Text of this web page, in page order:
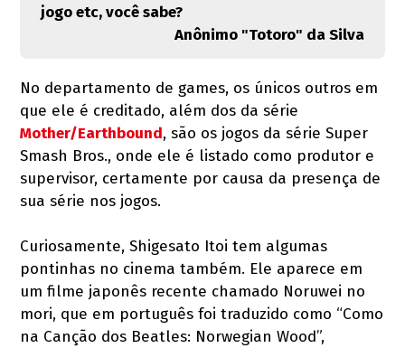
jogo etc, você sabe?
Anônimo "Totoro" da Silva
No departamento de games, os únicos outros em
que ele é creditado, além dos da série
Mother/Earthbound, são os jogos da série Super
Smash Bros., onde ele é listado como produtor e
supervisor, certamente por causa da presença de
sua série nos jogos.
Curiosamente, Shigesato Itoi tem algumas
pontinhas no cinema também. Ele aparece em
um filme japonês recente chamado Noruwei no
mori, que em português foi traduzido como “Como
na Canção dos Beatles: Norwegian Wood”,